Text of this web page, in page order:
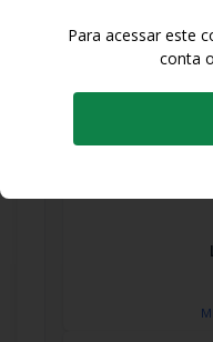
Para acessar este
conta